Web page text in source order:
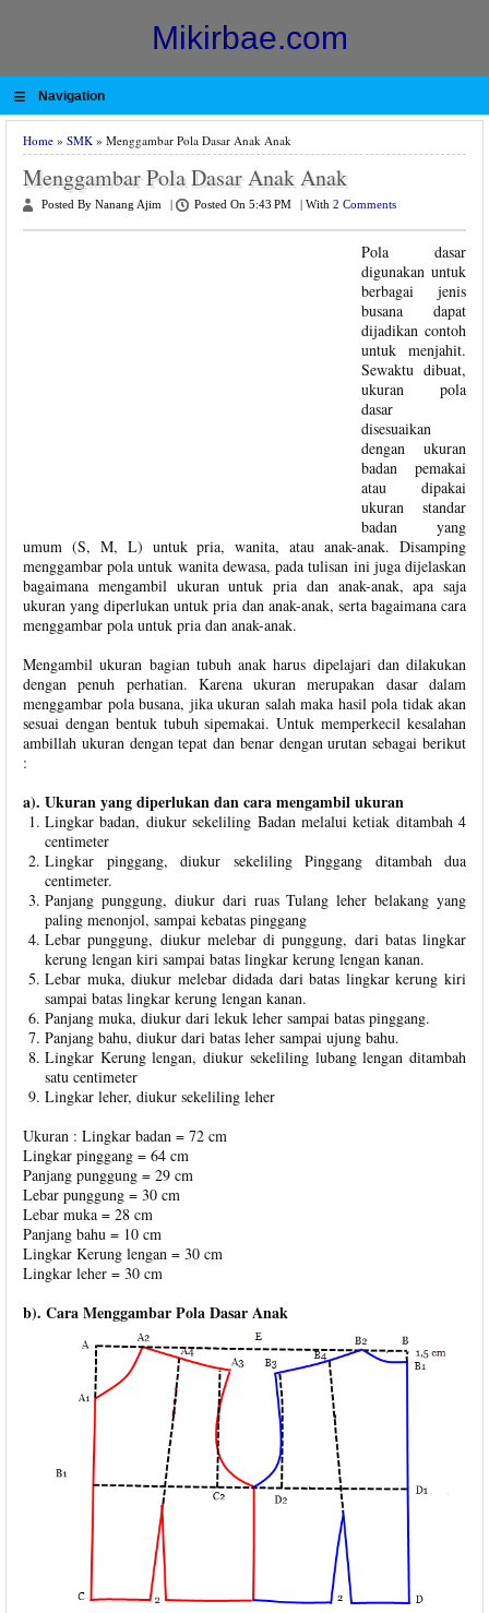
Mikirbae.com
≡ Navigation
Home » SMK » Menggambar Pola Dasar Anak Anak
Menggambar Pola Dasar Anak Anak
Posted By Nanang Ajim Posted On 5:43 PM With 2 Comments
Pola dasar
digunakan untuk
berbagai jenis
busana dapat
dijadikan contoh
untuk menjahit.
Sewaktu dibuat,
ukuran pola
dasar
disesuaikan
dengan ukuran
badan pemakai
atau dipakai
ukuran standar
badan yang
umum (S, M, L) untuk pria, wanita, atau anak-anak. Disamping
menggambar pola untuk wanita dewasa, pada tulisan ini juga dijelaskan
bagaimana mengambil ukuran untuk pria dan anak-anak, apa saja
ukuran yang diperlukan untuk pria dan anak-anak, serta bagaimana cara
menggambar pola untuk pria dan anak-anak.
Mengambil ukuran bagian tubuh anak harus dipelajari dan dilakukan
dengan penuh perhatian. Karena ukuran merupakan dasar dalam
menggambar pola busana, jika ukuran salah maka hasil pola tidak akan
sesuai dengan bentuk tubuh sipemakai. Untuk memperkecil kesalahan
ambillah ukuran dengan tepat dan benar dengan urutan sebagai berikut
:
a). Ukuran yang diperlukan dan cara mengambil ukuran
Lingkar badan, diukur sekeliling Badan melalui ketiak ditambah 4
centimeter
Lingkar pinggang, diukur sekeliling Pinggang ditambah dua
centimeter.
Panjang punggung, diukur dari ruas Tulang leher belakang yang
paling menonjol, sampai kebatas pinggang
Lebar punggung, diukur melebar di punggung, dari batas lingkar
kerung lengan kiri sampai batas lingkar kerung lengan kanan.
Lebar muka, diukur melebar didada dari batas lingkar kerung kiri
sampai batas lingkar kerung lengan kanan.
Panjang muka, diukur dari lekuk leher sampai batas pinggang.
Panjang bahu, diukur dari batas leher sampai ujung bahu.
Lingkar Kerung lengan, diukur sekeliling lubang lengan ditambah
satu centimeter
Lingkar leher, diukur sekeliling leher
Ukuran : Lingkar badan = 72 cm
Lingkar pinggang = 64 cm
Panjang punggung = 29 cm
Lebar punggung = 30 cm
Lebar muka = 28 cm
Panjang bahu = 10 cm
Lingkar Kerung lengan = 30 cm
Lingkar leher = 30 cm
b). Cara Menggambar Pola Dasar Anak